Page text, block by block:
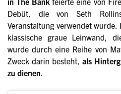
Debüt, die von Seth
Veranstaltung verwendet
klassische graue Leinwand,
wurde durch eine Reihe von
Zweck darin besteht,als
zu dienen